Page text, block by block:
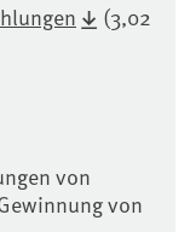
(3,02
von
von